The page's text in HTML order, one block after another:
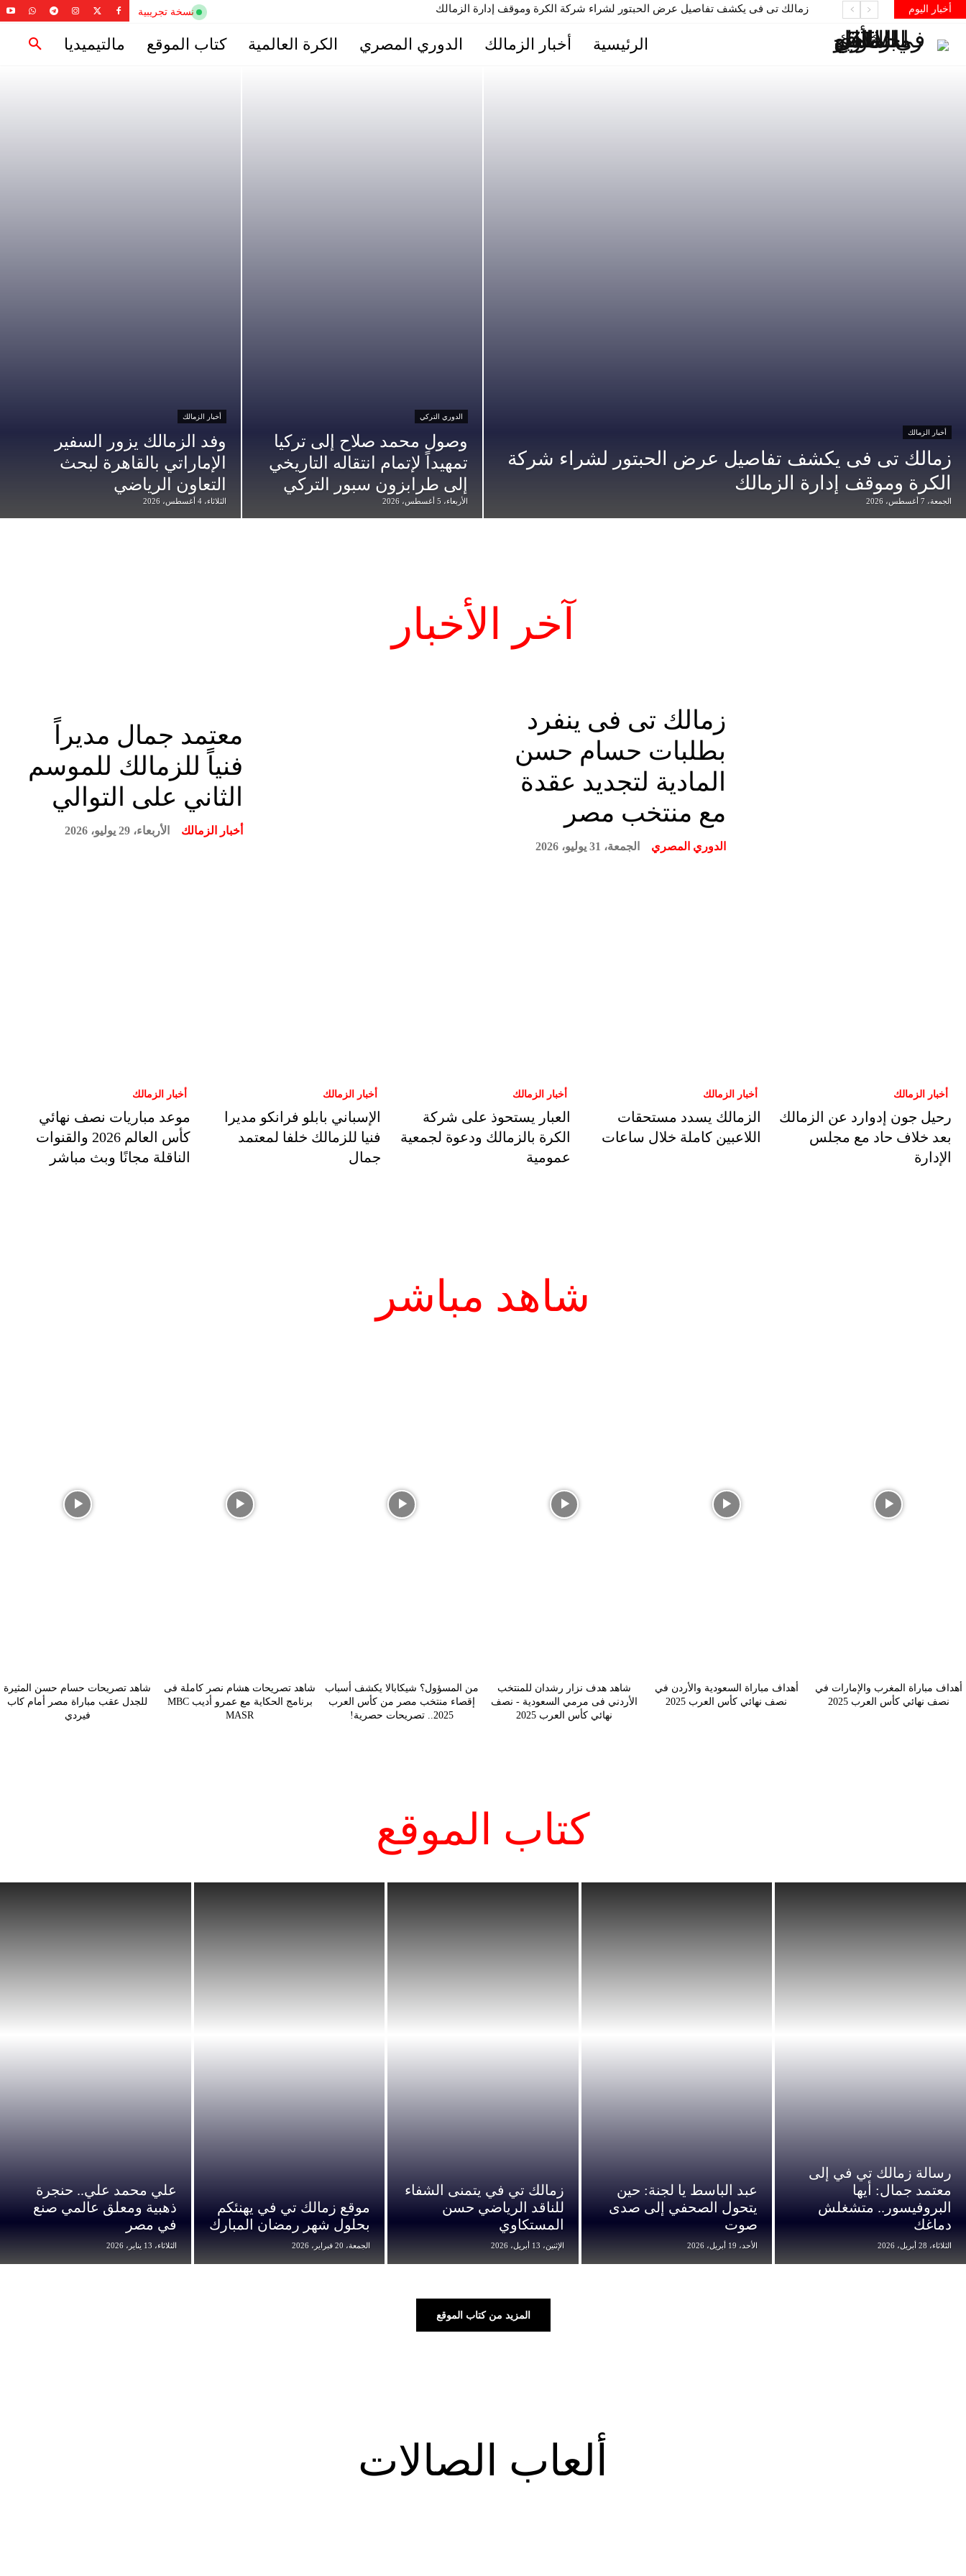
نسخة تجريبية أخبار اليوم زمالك تى فى يكشف تفاصيل عرض الحبتور لشراء شركة الكرة وموقف إدارة الزمالك
الرئيسية أخبار الزمالك الدوري المصري الكرة العالمية كتاب الموقع مالتيميديا
أخبار الزمالك
زمالك تى فى يكشف تفاصيل عرض الحبتور لشراء شركة
الكرة وموقف إدارة الزمالك
الجمعة، 7 أغسطس، 2026
الدوري التركي
وصول محمد صلاح إلى تركيا
تمهيداً لإتمام انتقاله التاريخي
إلى طرابزون سبور التركي
الأربعاء، 5 أغسطس، 2026
أخبار الزمالك
وفد الزمالك يزور السفير
الإماراتي بالقاهرة لبحث
التعاون الرياضي
الثلاثاء، 4 أغسطس، 2026
آخر الأخبار
زمالك تى فى ينفرد
بطلبات حسام حسن
المادية لتجديد عقدة
مع منتخب مصر
الدوري المصري الجمعة، 31 يوليو، 2026
معتمد جمال مديراً
فنياً للزمالك للموسم
الثاني على التوالي
أخبار الزمالك الأربعاء، 29 يوليو، 2026
أخبار الزمالك
رحيل جون إدوارد عن الزمالك
بعد خلاف حاد مع مجلس
الإدارة
أخبار الزمالك
الزمالك يسدد مستحقات
اللاعبين كاملة خلال ساعات
أخبار الزمالك
العبار يستحوذ على شركة
الكرة بالزمالك ودعوة لجمعية
عمومية
أخبار الزمالك
الإسباني بابلو فرانكو مديرا
فنيا للزمالك خلفا لمعتمد
جمال
أخبار الزمالك
موعد مباريات نصف نهائي
كأس العالم 2026 والقنوات
الناقلة مجانًا وبث مباشر
شاهد مباشر
أهداف مباراة المغرب والإمارات في
نصف نهائي كأس العرب 2025
أهداف مباراة السعودية والأردن في
نصف نهائي كأس العرب 2025
شاهد هدف نزار رشدان للمنتخب
الأردني فى مرمي السعودية - نصف
نهائي كأس العرب 2025
من المسؤول؟ شيكابالا يكشف أسباب
إقصاء منتخب مصر من كأس العرب
2025.. تصريحات حصرية!
شاهد تصريحات هشام نصر كاملة فى
برنامج الحكاية مع عمرو أديب MBC
MASR
شاهد تصريحات حسام حسن المثيرة
للجدل عقب مباراة مصر أمام كاب
فيردي
كتاب الموقع
رسالة زمالك تي في إلى
معتمد جمال: أيها
البروفيسور.. متشغلش
دماغك
الثلاثاء، 28 أبريل، 2026
عبد الباسط يا لجنة: حين
يتحول الصحفي إلى صدى
صوت
الأحد، 19 أبريل، 2026
زمالك تي في يتمنى الشفاء
للناقد الرياضي حسن
المستكاوي
الإثنين، 13 أبريل، 2026
موقع زمالك تي في يهنئكم
بحلول شهر رمضان المبارك
الجمعة، 20 فبراير، 2026
علي محمد علي.. حنجرة
ذهبية ومعلق عالمي صنع
في مصر
الثلاثاء، 13 يناير، 2026
المزيد من كتاب الموقع
ألعاب الصالات